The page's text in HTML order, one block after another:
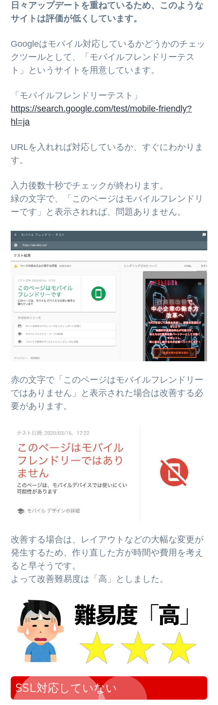
日々アップデートを重ねているため、このような
サイトは評価が低くしています。
Googleはモバイル対応しているかどうかのチェッ
クツールとして、「モバイルフレンドリーテス
ト」というサイトを用意しています。
「モバイルフレンドリーテスト」
https://search.google.com/test/mobile-friendly?
hl=ja
URLを入れれば対応しているか、すぐにわかりま
す。
入力後数十秒でチェックが終わります。
緑の文字で、「このページはモバイルフレンドリ
ーです」と表示されれば、問題ありません。
赤の文字で「このページはモバイルフレンドリー
ではありません」と表示された場合は改善する必
要があります。
改善する場合は、レイアウトなどの大幅な変更が
発生するため、作り直した方が時間や費用を考え
ると早そうです。
よって改善難易度は「高」としました。
SSL対応していない